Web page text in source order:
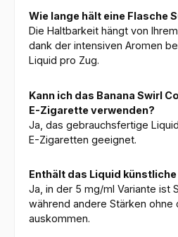
Wie lange hält eine Flasche
Die Haltbarkeit hängt von
dank der intensiven Aromen
Liquid pro Zug.
Kann ich das Banana Swirl
E-Zigarette verwenden?
Ja, das gebrauchsfertige
E-Zigaretten geeignet.
Enthält das Liquid
Ja, in der 5 mg/ml Variante ist
während andere Stärken ohne
auskommen.